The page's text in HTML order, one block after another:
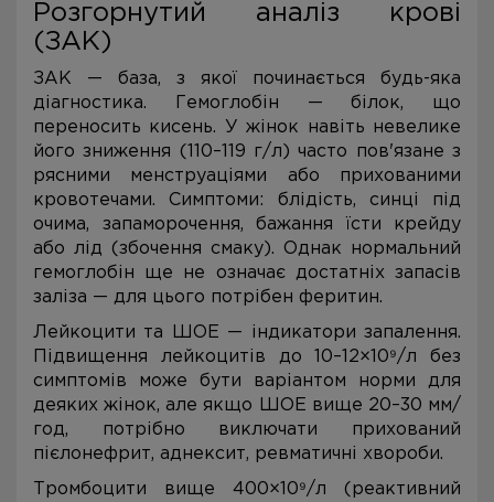
Розгорнутий аналіз крові
(ЗАК)
ЗАК — база, з якої починається будь-яка
діагностика. Гемоглобін — білок, що
переносить кисень. У жінок навіть невелике
його зниження (110–119 г/л) часто пов'язане з
рясними менструаціями або прихованими
кровотечами. Симптоми: блідість, синці під
очима, запаморочення, бажання їсти крейду
або лід (збочення смаку). Однак нормальний
гемоглобін ще не означає достатніх запасів
заліза — для цього потрібен феритин.
Лейкоцити та ШОЕ — індикатори запалення.
Підвищення лейкоцитів до 10–12×10⁹/л без
симптомів може бути варіантом норми для
деяких жінок, але якщо ШОЕ вище 20–30 мм/
год, потрібно виключати прихований
пієлонефрит, аднексит, ревматичні хвороби.
Тромбоцити вище 400×10⁹/л (реактивний